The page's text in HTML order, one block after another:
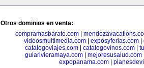
Otros dominios en venta:
compramasbarato.com|
videosmultimedia.com
exposyferias.com
catalogoviajes.com| catalogovinos.com|
guiarivieramaya.com
mejoresusalud.com
expopanama.com